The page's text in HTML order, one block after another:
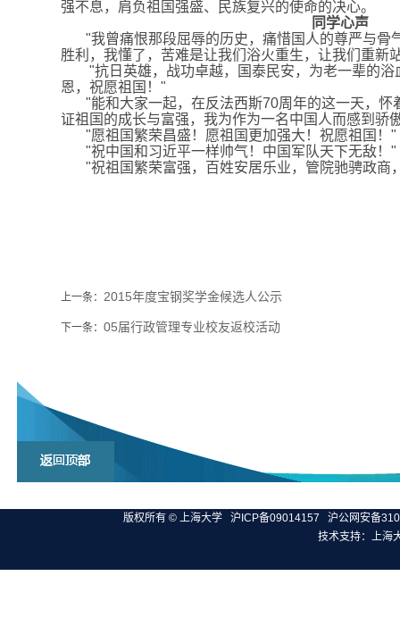
强不息，肩负祖国强盛、民族复兴的使命的决心。
同学心声
"我曾痛恨那段屈辱的历史，痛惜国人的尊严与骨
胜利，我懂了，苦难是让我们浴火重生，让我们重新
"抗日英雄，战功卓越，国泰民安，为老一辈的
恩，祝愿祖国！"
"能和大家一起，在反法西斯70周年的这一天，怀
证祖国的成长与富强，我为作为一名中国人而感到骄
"愿祖国繁荣昌盛！愿祖国更加强大！祝愿祖国！"
"祝中国和习近平一样帅气！中国军队天下无敌！"
"祝祖国繁荣富强，百姓安居乐业，管院驰骋政商
上一条： 2015年度宝钢奖学金候选人公示
下一条： 05届行政管理专业校友返校活动
版权所有 © 上海大学 沪ICP备09014157
沪公网安备
技术支持：上海